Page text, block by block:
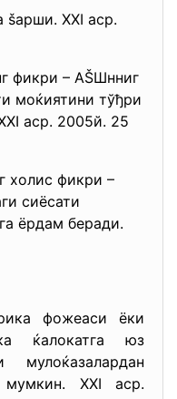
šарши. XXI аср.
фикри – АŠШнниг
моќиятини тўђри
аср. 2005й. 25
холис фикри –
сиёсати
ёрдам беради.
фожеаси ёки
ќалокатга юз
мулоќазалардан
мумкин. ХХI аср.